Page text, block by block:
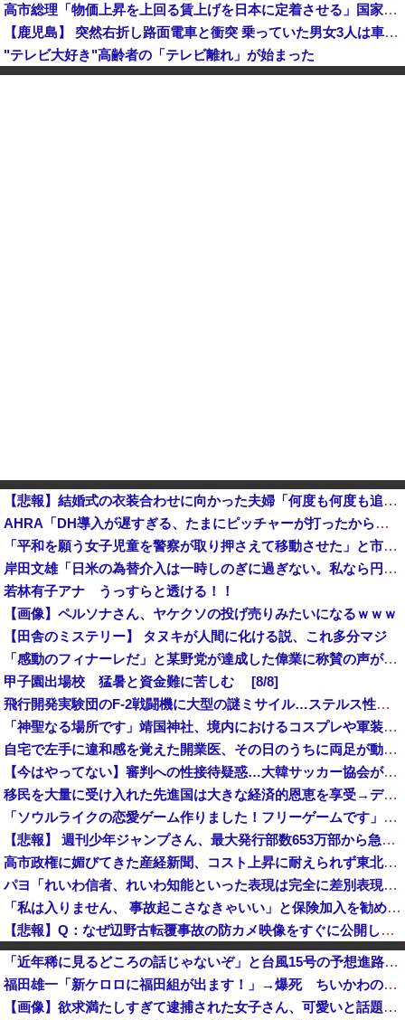
高市総理「物価上昇を上回る賃上げを日本に定着させる」国家公務員月給3.51％増へ 地方公務員も追随する見通し
【鹿児島】 突然右折し路面電車と衝突 乗っていた男女3人は車を放置しダッシュで逃走中
"テレビ大好き"高齢者の「テレビ離れ」が始まった
【イオンモール熊本】 一転して話が変わってくる「従業員の避難誘導の証言が複数」イオン側が社内規定に抵触していた疑い
【悲報】結婚式の衣装合わせに向かった夫婦「何度も何度も追突され…何が目的か本当に理解できない」東名高速で続いた約1.7キロの追突
AHRA「DH導入が遅すぎる、たまにピッチャーが打ったからって何が面白いんだよ」他
「平和を願う女子児童を警察が取り押さえて移動させた」と市民団体が告発、「児童……どこ？」とガチで困惑する人が続出
岸田文雄「日米の為替介入は一時しのぎに過ぎない。私なら円を強くすることが出来る」
若林有子アナ うっすらと透ける！！
【画像】ペルソナさん、ヤケクソの投げ売りみたいになるｗｗｗ
【田舎のミステリー】 タヌキが人間に化ける説、これ多分マジ
「感動のフィナーレだ」と某野党が達成した偉業に称賛の声が殺到、なんかヒーロー番組の最終回を見ているような気分に……
甲子園出場校 猛暑と資金難に苦しむ [8/8]
飛行開発実験団のF-2戦闘機に大型の謎ミサイル…ステルス性と射程1000kmを誇る「最新鋭の空母キラー」か？！
「神聖なる場所です」靖国神社、境内におけるコスプレや軍装の禁止を発表
自宅で左手に違和感を覚えた開業医、その日のうちに両足が動かなくなり入院すると……
【今はやってない】審判への性接待疑惑…大韓サッカー協会が声明「現在は一切発生していない」
移民を大量に受け入れた先進国は大きな経済的恩恵を享受→データでもはっきり日本一人負け示される [8/8]
「ソウルライクの恋愛ゲーム作りました！フリーゲームです」→女の子と会話して「弱攻撃」「強攻撃」「パリィ」「ローリング」を選ぶガチでダークソウルな...
【悲報】 週刊少年ジャンプさん、最大発行部数653万部から急降下でついに100万部を割ってしまうwwwwww
高市政権に媚びてきた産経新聞、コスト上昇に耐えられず東北6県撤退を発表
パヨ「れいわ信者、れいわ知能といった表現は完全に差別表現。メディアは放送禁止用語に指定するべき」
「私は入りません、 事故起こさなきゃいい」と保険加入を勧められた推し活民が反発、保険代が勿体無いし事故起こしたとして……
【悲報】Q：なぜ辺野古転覆事故の防カメ映像をすぐに公開しなかったのか？ → 玉城デニー知事の衝撃の回答がコチラ → ｗｗｗｗｗｗｗｗｗｗｗｗｗｗ...
『炎の闘球女 ドッジ弾子』最新8巻まですべて「50％ポイント還元」セール！3,505円分返ってくる！先月発売の新刊も対象！アニメ放送中！名前が下...
2026年度 暑さのピークはいったん終了かも [8/8]
「近年稀に見るどころの話じゃないぞ」と台風15号の予想進路に困惑する人が多数、偏西風が全く通用していないんだけど……
福田雄一「新ケロロに福田組が出ます！」→爆死 ちいかわの監督「原作に忠実に」→爆売れ
【画像】欲求満たしすぎて逮捕された女子さん、可愛いと話題にｗｗｗｗｗｗ